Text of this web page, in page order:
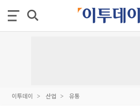
이투데이 산업 유통